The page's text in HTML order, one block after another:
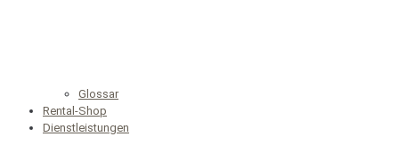
Glossar
Rental-Shop
Dienstleistungen